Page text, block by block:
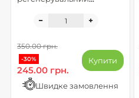
350.00 грн.
-30%
245.00 грн.
Купити
Швидке замовлення